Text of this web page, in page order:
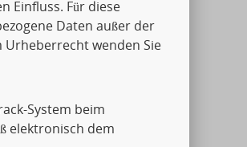
Einfluss. Für diese
Daten außer der
Urheberrecht wenden Sie
System beim
elektronisch dem